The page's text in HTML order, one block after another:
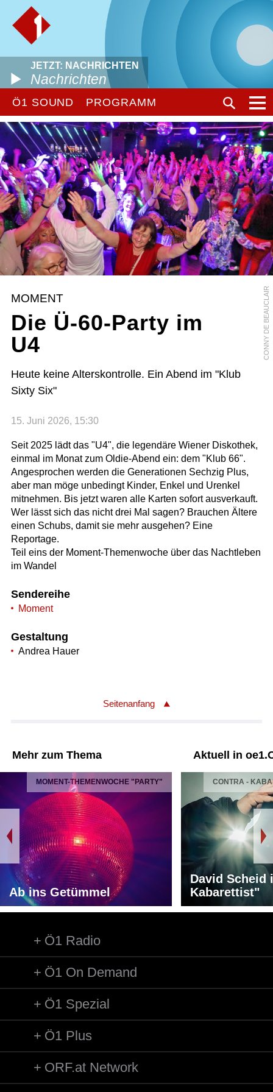
JETZT: NACHRICHTEN
Nachrichten
Ö1 SOUND PROGRAMM
CONNY DE BEAUCLAIR
MOMENT
Die Ü-60-Party im
U4
Heute keine Alterskontrolle. Ein Abend im "Klub
Sixty Six"
15. Juni 2026, 15:30
Seit 2025 lädt das "U4", die legendäre Wiener Diskothek,
einmal im Monat zum Oldie-Abend ein: dem "Klub 66".
Angesprochen werden die Generationen Sechzig Plus,
aber man möge unbedingt Kinder, Enkel und Urenkel
mitnehmen. Bis jetzt waren alle Karten sofort ausverkauft.
Wer lässt sich das nicht drei Mal sagen? Brauchen Ältere
einen Schubs, damit sie mehr ausgehen? Eine
Reportage.
Teil eins der Moment-Themenwoche über das Nachtleben
im Wandel
Sendereihe
Moment
Gestaltung
Andrea Hauer
Seitenanfang
Mehr zum Thema
MOMENT-THEMENWOCHE "PARTY"
Ab ins Getümmel
Aktuell in
CONTRA -
David Scheid
Kabarettist"
Ö1 Radio
Ö1 On Demand
Ö1 Spezial
Ö1 Plus
ORF.at Network